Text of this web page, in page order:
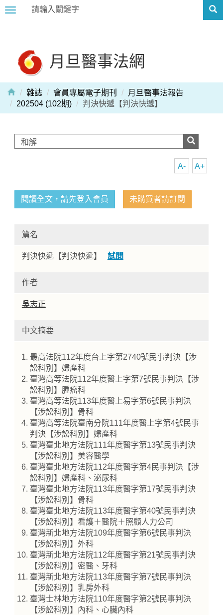
Toggle
月旦醫事法網
Home
雜誌 會員專屬電子期刊
月旦醫事法報告
202504 (102期)
判決快遞【判決快遞】
A+
A-
閱讀全文，請先登入會員 未購買者請訂閱
篇名
判決快遞【判決快遞】 試閱
作者
吳志正
中文摘要
最高法院112年度台上字第2740號民事判決【涉
訟科別】婦產科
臺灣高等法院112年度醫上字第7號民事判決【涉
訟科別】腫瘤科
臺灣高等法院113年度醫上易字第6號民事判決
【涉訟科別】骨科
臺灣高等法院臺南分院111年度醫上字第4號民事
判決【涉訟科別】婦產科
臺灣臺北地方法院111年度醫字第13號民事判決
【涉訟科別】美容醫學
臺灣臺北地方法院112年度醫字第4民事判決【涉
訟科別】婦產科、泌尿科
臺灣臺北地方法院113年度醫字第17號民事判決
【涉訟科別】骨科
臺灣臺北地方法院113年度醫字第40號民事判決
【涉訟科別】看護＋醫院＋照顧人力公司
臺灣新北地方法院109年度醫字第6號民事判決
【涉訟科別】外科
臺灣新北地方法院112年度醫字第21號民事判決
【涉訟科別】密醫、牙科
臺灣新北地方法院113年度醫字第7號民事判決
【涉訟科別】乳房外科
臺灣士林地方法院110年度醫字第2號民事判決
【涉訟科別】內科、心臟內科